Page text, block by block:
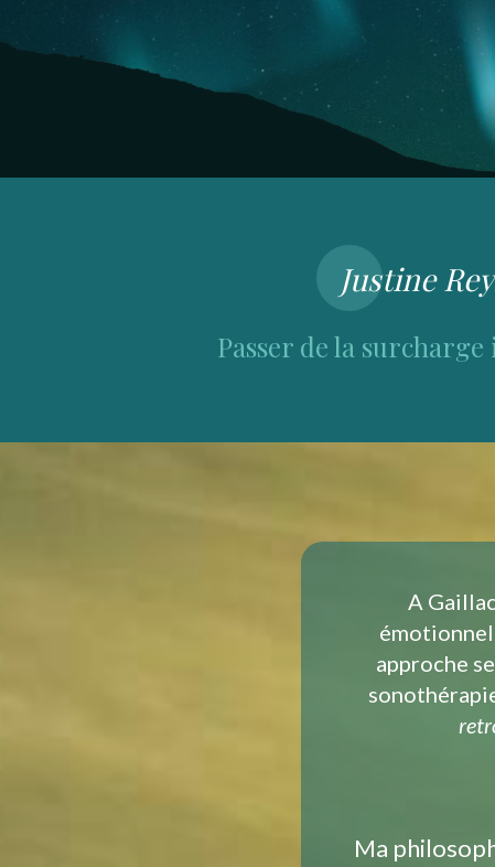
Justine
Passer de la
A
approche
Ma